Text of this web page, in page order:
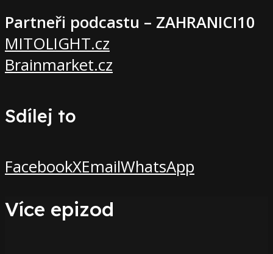
Partneři podcastu – ZAHRANICI10
MITOLIGHT.cz
Brainmarket.cz
Sdílej to
FacebookXEmailWhatsApp
Více epizod